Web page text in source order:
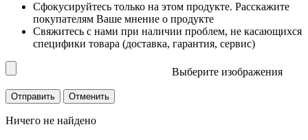
Сфокусируйтесь только на этом продукте. Расскажите
покупателям Ваше мнение о продукте
Свяжитесь с нами при наличии проблем, не касающихся
специфики товара (доставка, гарантия, сервис)
Выберите изображения
Ничего не найдено